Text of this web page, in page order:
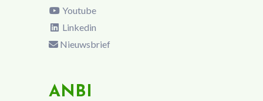
Youtube
Linkedin
Nieuwsbrief
ANBI